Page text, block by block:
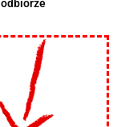
odbiorze